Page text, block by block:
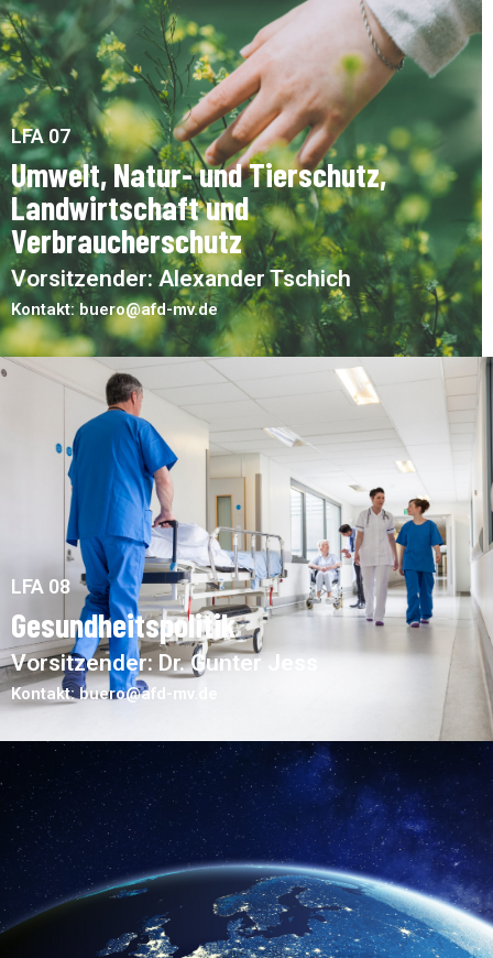
LFA 07
Umwelt, Natur- und Tierschutz,
Landwirtschaft und
Verbraucherschutz
Vorsitzender: Alexander Tschich
Kontakt: buero@afd-mv.de
LFA 08
Gesundheitspolitik
Vorsitzender: Dr. Gunter Jess
Kontakt: buero@afd-mv.de